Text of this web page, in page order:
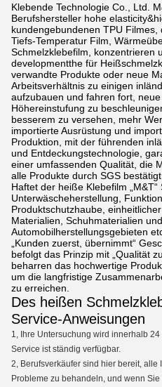
Klebende Technologie Co., Ltd.
Berufshersteller hohe
kundengebundenen TPU
Tiefs-Temperatur Film,
Schmelzklebefilm, konzentrieren
developmentthe für
verwandte Produkte oder neue
Arbeitsverhältnis zu einigen
aufzubauen und fahren fort,
Höhereinstufung zu
besserem zu versehen, mehr
importierte Ausrüstung und
Produktion, mit der führenden
und Entdeckungstechnologie,
einer umfassenden Qualität, die
alle Produkte durch SGS
Haftet der heiße Klebefilm
Unterwäscheherstellung,
Produktschutzhaube,
Materialien, Schuhmaterialien
Automobilherstellungsgebieten
„Kunden zuerst, übernimmt“
befolgt das Prinzip mit „Qualität
beharren das hochwertige
um die langfristige
zu erreichen.
Des heißen
Service-Anweisungen
1, Ihre Untersuchung wird innerhalb
Service ist ständig verfügbar.
2, Berufsverkäufer sind hier bereit,
Probleme zu behandeln, und wenn